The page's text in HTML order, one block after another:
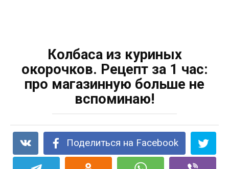
Колбаса из куриных
окорочков. Рецепт за 1 час:
про магазинную больше не
вспоминаю!
Поделиться на Facebook